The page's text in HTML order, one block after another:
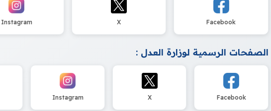
Facebook
X
Instagram
الصفحات الرسمية لوزارة العدل :
Facebook
X
Instagram